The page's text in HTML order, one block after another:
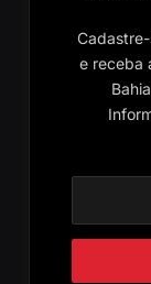
e receba